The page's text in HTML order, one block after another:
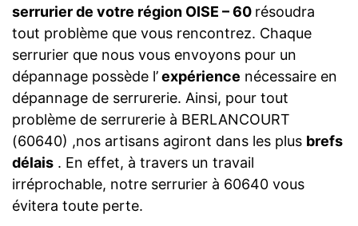
serrurier de votre région OISE – 60 résoudra
tout problème que vous rencontrez. Chaque
serrurier que nous vous envoyons pour un
dépannage possède l’expérience nécessaire en
dépannage de serrurerie. Ainsi, pour tout
problème de serrurerie à BERLANCOURT
(60640) ,nos artisans agiront dans les plus brefs
délais . En effet, à travers un travail
irréprochable, notre serrurier à 60640 vous
évitera toute perte.